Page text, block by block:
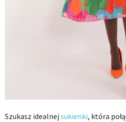
Szukasz idealnej sukienki, która